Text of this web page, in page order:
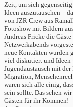
Zeit, um sich
Ideen auszutauschen –
von JZR Crew aus
Fotoshow mit Bildern
Andreas Fricke die
Netzwerkabends
neue Kontakten wurden
viel diskutiert und Ideen
Jugendaustausch mit
Migration,
waren sich alle einig,
sein sollte. Das sehen
Gästen für ihr Kommen!